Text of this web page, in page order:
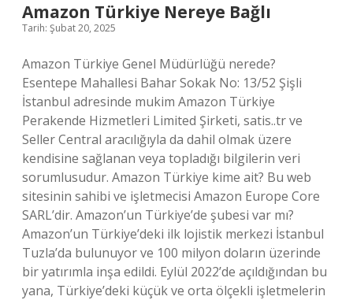
Amazon Türkiye Nereye Bağlı
Tarih: Şubat 20, 2025
Amazon Türkiye Genel Müdürlüğü nerede?
Esentepe Mahallesi Bahar Sokak No: 13/52 Şişli
İstanbul adresinde mukim Amazon Türkiye
Perakende Hizmetleri Limited Şirketi, satis..tr ve
Seller Central aracılığıyla da dahil olmak üzere
kendisine sağlanan veya topladığı bilgilerin veri
sorumlusudur. Amazon Türkiye kime ait? Bu web
sitesinin sahibi ve işletmecisi Amazon Europe Core
SARL’dir. Amazon’un Türkiye’de şubesi var mı?
Amazon’un Türkiye’deki ilk lojistik merkezi İstanbul
Tuzla’da bulunuyor ve 100 milyon doların üzerinde
bir yatırımla inşa edildi. Eylül 2022’de açıldığından bu
yana, Türkiye’deki küçük ve orta ölçekli işletmelerin